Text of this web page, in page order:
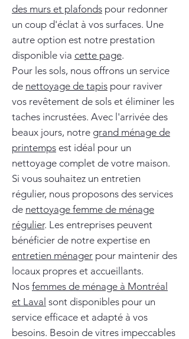
des murs et plafonds pour redonner
un coup d'éclat à vos surfaces. Une
autre option est notre prestation
disponible via cette page.
Pour les sols, nous offrons un service
de nettoyage de tapis pour raviver
vos revêtement de sols et éliminer les
taches incrustées. Avec l'arrivée des
beaux jours, notre grand ménage de
printemps est idéal pour un
nettoyage complet de votre maison.
Si vous souhaitez un entretien
régulier, nous proposons des services
de nettoyage femme de ménage
régulier. Les entreprises peuvent
bénéficier de notre expertise en
entretien ménager pour maintenir des
locaux propres et accueillants.
Nos femmes de ménage à Montréal
et Laval sont disponibles pour un
service efficace et adapté à vos
besoins. Besoin de vitres impeccables